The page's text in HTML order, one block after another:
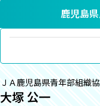
鹿児島
ＪＡ鹿児島県青年部組織
大塚 公一